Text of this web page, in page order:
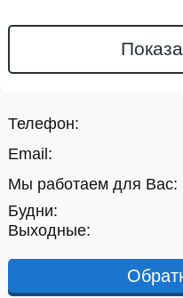
Телефон:
Email:
Мы работаем для Вас:
Будни:
Выходные: